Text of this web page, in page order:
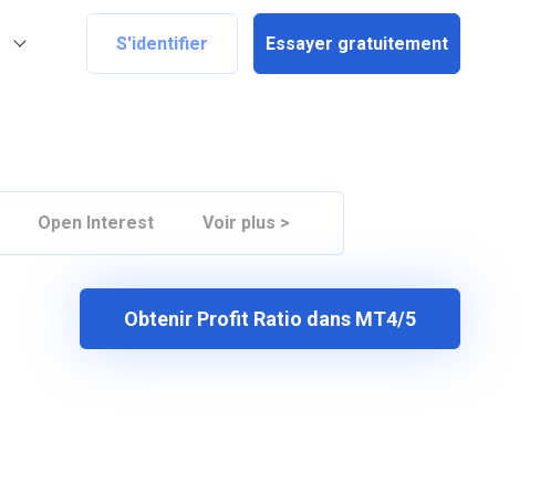
S'identifier Essayer gratuitement
Open Interest Voir plus >
Obtenir Profit Ratio dans MT4/5